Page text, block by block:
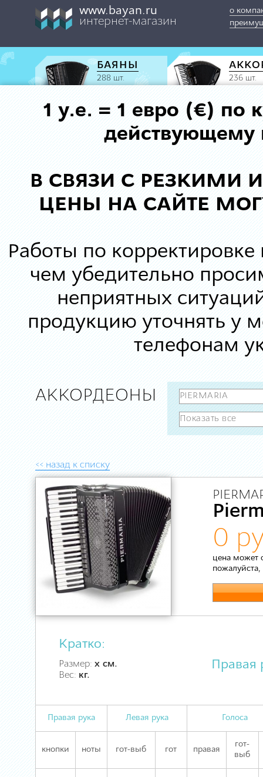
www.bayan.ru
интернет-магазин
о
БАЯНЫ
288 шт. 236 шт.
1 у.е. = 1 евро (€) по
действующему
В СВЯЗИ С РЕЗКИМИ
ЦЕНЫ НА САЙТЕ
Работы по корректировке
чем убедительно
неприятных
продукцию уточнять у
телефонам
АККОРДЕОНЫ
<< назад к списку
0
цена может
пожалуйста,
Кратко:
Размер: х см.
Вес: кг.
Правая
Правая рука Левая рука Голоса
кнопки ноты гот-выб гот правая
гот-
выб